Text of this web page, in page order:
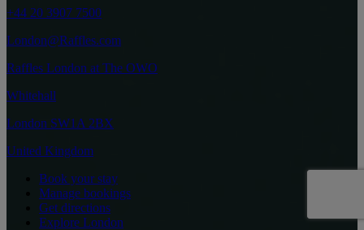
+44 20 3907 7500
London@Raffles.com
Raffles London at The OWO
Whitehall
London SW1A 2BX
United Kingdom
Book your stay
Manage bookings
Get directions
Explore London